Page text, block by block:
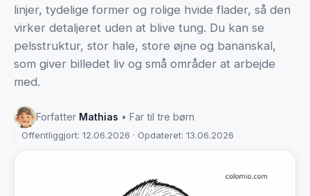
linjer, tydelige former og rolige hvide flader, så den
virker detaljeret uden at blive tung. Du kan se
pelsstruktur, stor hale, store øjne og bananskal,
som giver billedet liv og små områder at arbejde
med.
Forfatter Mathias • Far til tre børn
Offentliggjort: 12.06.2026 · Opdateret: 13.06.2026